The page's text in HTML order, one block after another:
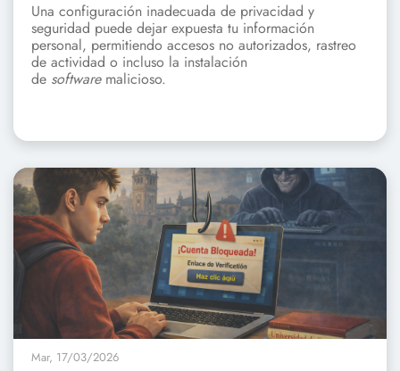
Una configuración inadecuada de privacidad y
seguridad puede dejar expuesta tu información
personal, permitiendo accesos no autorizados, rastreo
de actividad o incluso la instalación
de softwaremalicioso.
Mar, 17/03/2026